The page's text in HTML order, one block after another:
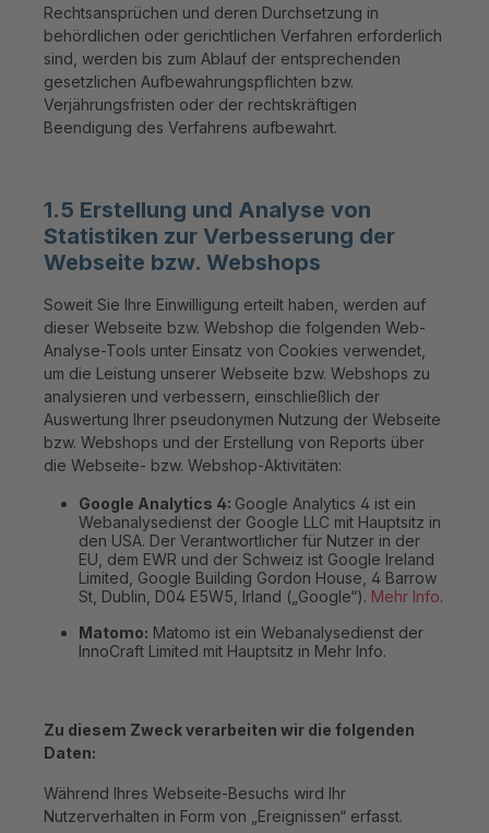
Rechtsansprüchen und deren Durchsetzung in
behördlichen oder gerichtlichen Verfahren erforderlich
sind, werden bis zum Ablauf der entsprechenden
gesetzlichen Aufbewahrungspflichten bzw.
Verjährungsfristen oder der rechtskräftigen
Beendigung des Verfahrens aufbewahrt.
1.5 Erstellung und Analyse von
Statistiken zur Verbesserung der
Webseite bzw. Webshops
Soweit Sie Ihre Einwilligung erteilt haben, werden auf
dieser Webseite bzw. Webshop die folgenden Web-
Analyse-Tools unter Einsatz von Cookies verwendet,
um die Leistung unserer Webseite bzw. Webshops zu
analysieren und verbessern, einschließlich der
Auswertung Ihrer pseudonymen Nutzung der Webseite
bzw. Webshops und der Erstellung von Reports über
die Webseite- bzw. Webshop-Aktivitäten:
Google Analytics 4: Google Analytics 4 ist ein
Webanalysedienst der Google LLC mit Hauptsitz in
den USA. Der Verantwortlicher für Nutzer in der
EU, dem EWR und der Schweiz ist Google Ireland
Limited, Google Building Gordon House, 4 Barrow
St, Dublin, D04 E5W5, Irland („Google“). Mehr Info.
Matomo: Matomo ist ein Webanalysedienst der
InnoCraft Limited mit Hauptsitz in Mehr Info.
Zu diesem Zweck verarbeiten wir die folgenden
Daten:
Während Ihres Webseite-Besuchs wird Ihr
Nutzerverhalten in Form von „Ereignissen“ erfasst.